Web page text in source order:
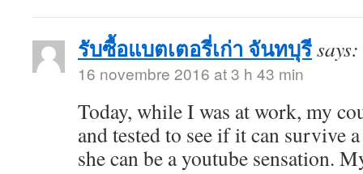
รับซื้อแบตเตอรี่เก่า จันทบุรีsays:
16 novembre 2016 at 3 h 43 min
Today, while I was at work, my
and tested to see if it can survive
she can be a youtube sensation.